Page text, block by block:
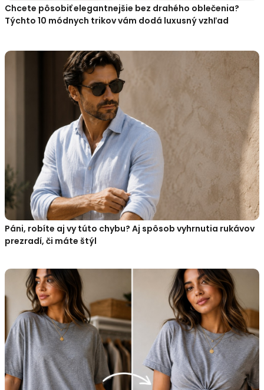
Chcete pôsobiť elegantnejšie bez drahého oblečenia?
Týchto 10 módnych trikov vám dodá luxusný vzhľad
Páni, robíte aj vy túto chybu? Aj spôsob vyhrnutia rukávov
prezradí, či máte štýl